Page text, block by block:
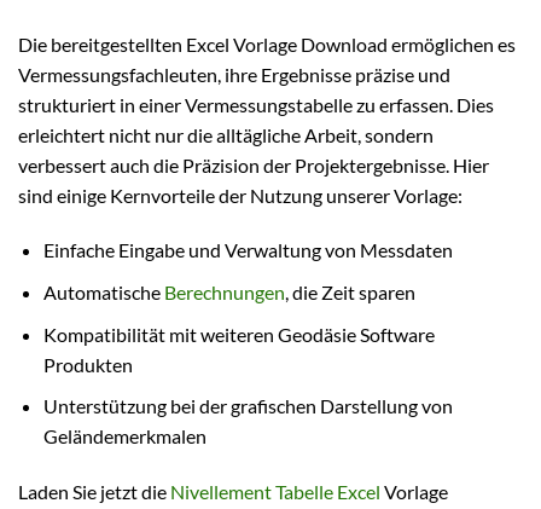
Die bereitgestellten Excel Vorlage Download ermöglichen es
Vermessungsfachleuten, ihre Ergebnisse präzise und
strukturiert in einer Vermessungstabelle zu erfassen. Dies
erleichtert nicht nur die alltägliche Arbeit, sondern
verbessert auch die Präzision der Projektergebnisse. Hier
sind einige Kernvorteile der Nutzung unserer Vorlage:
Einfache Eingabe und Verwaltung von Messdaten
Automatische Berechnungen, die Zeit sparen
Kompatibilität mit weiteren Geodäsie Software
Produkten
Unterstützung bei der grafischen Darstellung von
Geländemerkmalen
Laden Sie jetzt die Nivellement Tabelle Excel Vorlage